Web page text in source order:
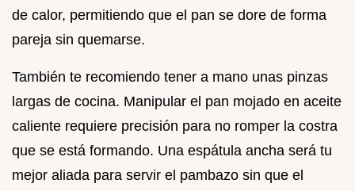
de calor, permitiendo que el pan se dore de forma
pareja sin quemarse.
También te recomiendo tener a mano unas pinzas
largas de cocina. Manipular el pan mojado en aceite
caliente requiere precisión para no romper la costra
que se está formando. Una espátula ancha será tu
mejor aliada para servir el pambazo sin que el